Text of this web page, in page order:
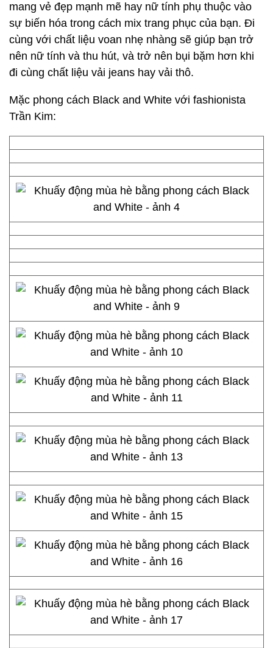
mang vẻ đẹp mạnh mẽ hay nữ tính phụ thuộc vào
sự biến hóa trong cách mix trang phục của bạn. Đi
cùng với chất liệu voan nhẹ nhàng sẽ giúp bạn trở
nên nữ tính và thu hút, và trở nên bụi bặm hơn khi
đi cùng chất liệu vải jeans hay vải thô.
Mặc phong cách Black and White với fashionista
Trần Kim: